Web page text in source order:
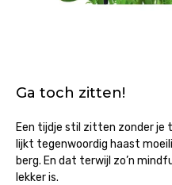
Ga toch zitten!
Een tijdje stil zitten zonder je
lijkt tegenwoordig haast
berg. En dat terwijl zo’n
lekker is.